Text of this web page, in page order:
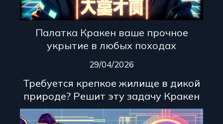
Палатка Кракен ваше прочное
укрытие в любых походах
29/04/2026
Требуется крепкое жилище в дикой
природе? Решит эту задачу Кракен